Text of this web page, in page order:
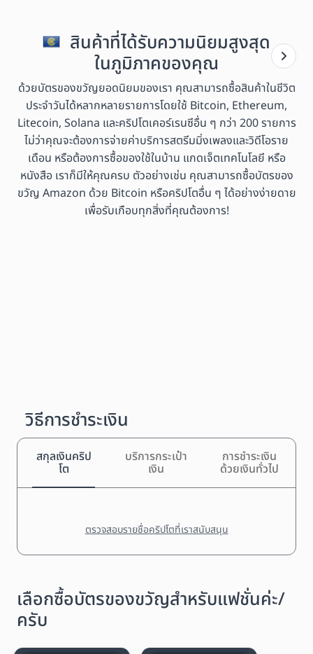
สินค้าที่ได้รับความนิยมสูงสุด
ในภูมิภาคของคุณ
ด้วยบัตรของขวัญยอดนิยมของเรา คุณสามารถซื้อสินค้าในชีวิต
ประจำวันได้หลากหลายรายการโดยใช้ Bitcoin, Ethereum,
Litecoin, Solana และคริปโตเคอร์เรนซีอื่น ๆ กว่า 200 รายการ
ไม่ว่าคุณจะต้องการจ่ายค่าบริการสตรีมมิ่งเพลงและวิดีโอราย
เดือน หรือต้องการซื้อของใช้ในบ้าน แกดเจ็ตเทคโนโลยี หรือ
หนังสือ เราก็มีให้คุณครบ ตัวอย่างเช่น คุณสามารถซื้อบัตรของ
ขวัญ Amazon ด้วย Bitcoin หรือคริปโตอื่น ๆ ได้อย่างง่ายดาย
เพื่อรับเกือบทุกสิ่งที่คุณต้องการ!
วิธีการชำระเงิน
สกุลเงินคริป
โต
บริการกระเป๋า
เงิน
การชำระเงิน
ด้วยเงินทั่วไป
ตรวจสอบรายชื่อคริปโตที่เราสนับสนุน
เลือกซื้อบัตรของขวัญสำหรับแฟชั่นค่ะ/
ครับ